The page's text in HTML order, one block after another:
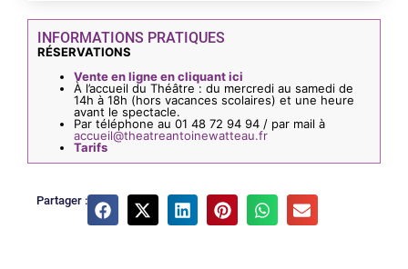
INFORMATIONS PRATIQUES
RÉSERVATIONS
Vente en ligne en cliquant ici
À l’accueil du Théâtre : du mercredi au samedi de
14h à 18h (hors vacances scolaires) et une heure
avant le spectacle.
Par téléphone au 01 48 72 94 94 / par mail à
accueil@theatreantoinewatteau.fr
Tarifs
Partager :